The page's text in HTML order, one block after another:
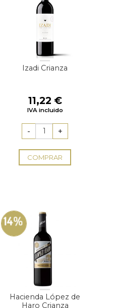
Izadi Crianza
11,22 €
IVA incluido
COMPRAR
14%
Hacienda López de
Haro Crianza